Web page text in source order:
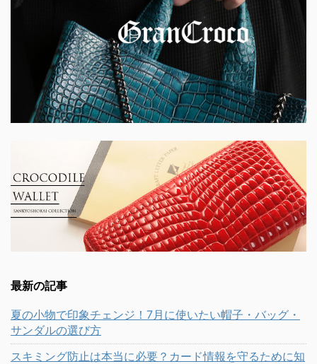
最新の記事
夏の小物で印象チェンジ！7月に使いたい帽子・バッグ・
サンダルの選び方
スキミング防止は本当に必要？カード情報を守るために知